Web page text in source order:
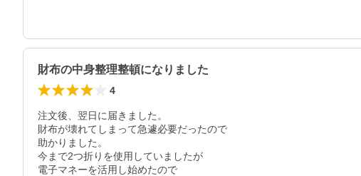
財布の中身整理整頓になりました
4
注文後、翌日に届きました。
財布が壊れてしまって急遽必要だったので
助かりました。
今まで2つ折りを使用していましたが
電子マネーを活用し始めたので